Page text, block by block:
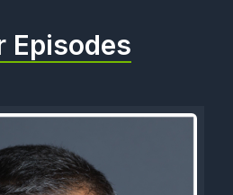
Episodes